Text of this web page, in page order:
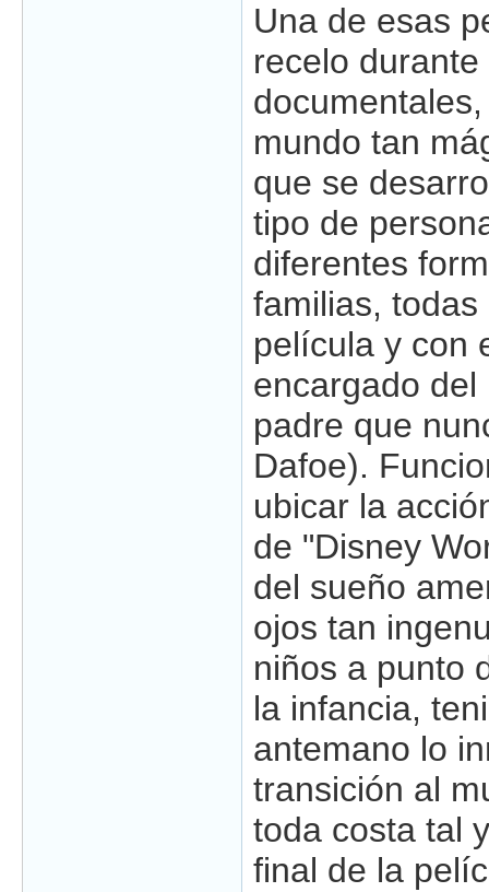
Una de esas
recelo
mundo tan
que se
tipo de
diferentes
familias,
película y con
encargado
padre que
Dafoe).
ubicar la
de "Disney
del sueño
ojos tan
niños a punto
la infancia,
antemano lo
transición al
toda costa tal
final de la